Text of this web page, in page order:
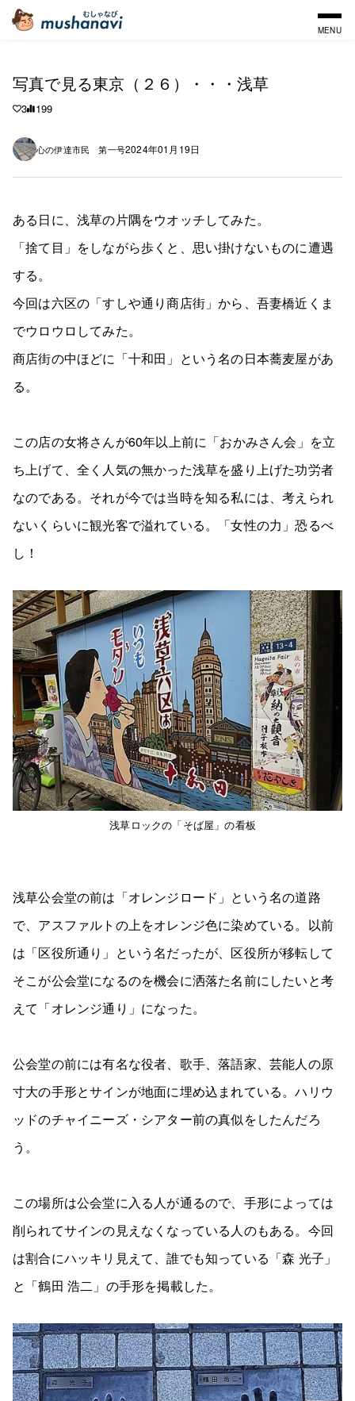
MENU
写真で見る東京（２６）・・・浅草
3 199
心の伊達市民 第一号2024年01月19日
ある日に、浅草の片隅をウオッチしてみた。
「捨て目」をしながら歩くと、思い掛けないものに遭遇
する。
今回は六区の「すしや通り商店街」から、吾妻橋近くま
でウロウロしてみた。
商店街の中ほどに「十和田」という名の日本蕎麦屋があ
る。
この店の女将さんが60年以上前に「おかみさん会」を立
ち上げて、全く人気の無かった浅草を盛り上げた功労者
なのである。それが今では当時を知る私には、考えられ
ないくらいに観光客で溢れている。「女性の力」恐るべ
し！
浅草ロックの「そば屋」の看板
浅草公会堂の前は「オレンジロード」という名の道路
で、アスファルトの上をオレンジ色に染めている。以前
は「区役所通り」という名だったが、区役所が移転して
そこが公会堂になるのを機会に洒落た名前にしたいと考
えて「オレンジ通り」になった。
公会堂の前には有名な役者、歌手、落語家、芸能人の原
寸大の手形とサインが地面に埋め込まれている。ハリウ
ッドのチャイニーズ・シアター前の真似をしたんだろ
う。
この場所は公会堂に入る人が通るので、手形によっては
削られてサインの見えなくなっている人のもある。今回
は割合にハッキリ見えて、誰でも知っている「森 光子」
と「鶴田 浩二」の手形を掲載した。